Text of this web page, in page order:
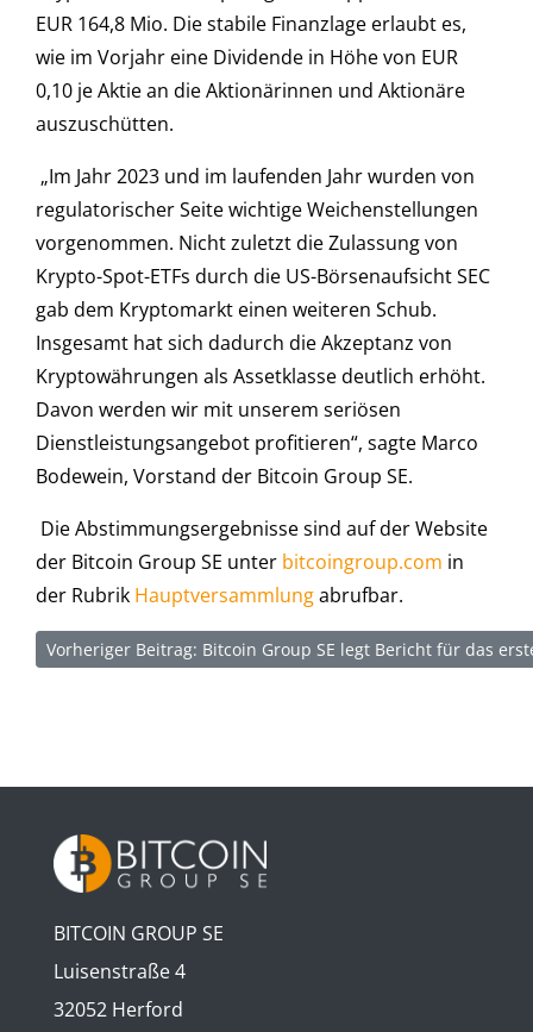
EUR 164,8 Mio. Die stabile Finanzlage erlaubt es,
wie im Vorjahr eine Dividende in Höhe von EUR
0,10 je Aktie an die Aktionärinnen und Aktionäre
auszuschütten.
„Im Jahr 2023 und im laufenden Jahr wurden von
regulatorischer Seite wichtige Weichenstellungen
vorgenommen. Nicht zuletzt die Zulassung von
Krypto-Spot-ETFs durch die US-Börsenaufsicht SEC
gab dem Kryptomarkt einen weiteren Schub.
Insgesamt hat sich dadurch die Akzeptanz von
Kryptowährungen als Assetklasse deutlich erhöht.
Davon werden wir mit unserem seriösen
Dienstleistungsangebot profitieren“, sagte Marco
Bodewein, Vorstand der Bitcoin Group SE.
Die Abstimmungsergebnisse sind auf der Website
der Bitcoin Group SE unter bitcoingroup.com in
der Rubrik Hauptversammlungabrufbar.
Vorheriger Beitrag: Bitcoin Group SE legt Bericht für das
BITCOIN GROUP SE
Luisenstraße 4
32052 Herford